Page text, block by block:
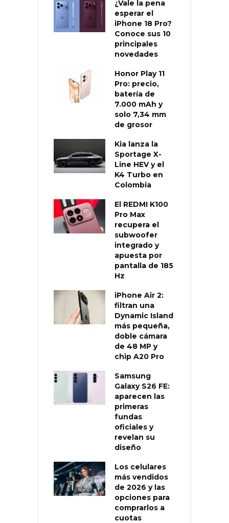
¿Vale la pena
esperar el
iPhone 18 Pro?
Conoce sus 10
principales
novedades
Honor Play 11
Pro: precio,
batería de
7.000 mAh y
solo 7,34 mm
de grosor
Kia lanza la
Sportage X-
Line HEV y el
K4 Turbo en
Colombia
El REDMI K100
Pro Max
recupera el
subwoofer
integrado y
apuesta por
pantalla de 185
Hz
iPhone Air 2:
filtran una
Dynamic Island
más pequeña,
doble cámara
de 48 MP y
chip A20 Pro
Samsung
Galaxy S26 FE:
aparecen las
primeras
fundas
oficiales y
revelan su
diseño
Los celulares
más vendidos
de 2026 y las
opciones para
comprarlos a
cuotas